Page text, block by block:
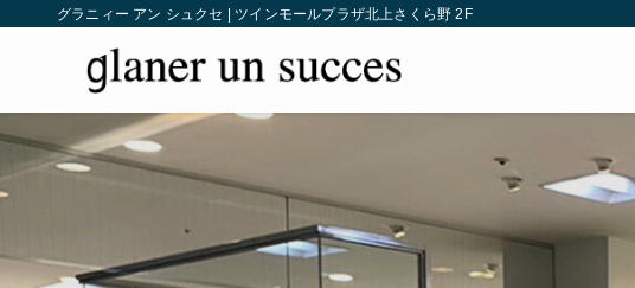
グラニィー アン シュクセ | ツインモールプラザ北上さくら野 2F